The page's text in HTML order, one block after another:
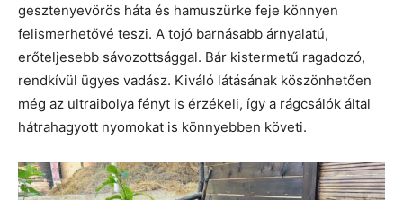
gesztenyevörös háta és hamuszürke feje könnyen
felismerhetővé teszi. A tojó barnásabb árnyalatú,
erőteljesebb sávozottsággal. Bár kistermetű ragadozó,
rendkívül ügyes vadász. Kiváló látásának köszönhetően
még az ultraibolya fényt is érzékeli, így a rágcsálók által
hátrahagyott nyomokat is könnyebben követi.